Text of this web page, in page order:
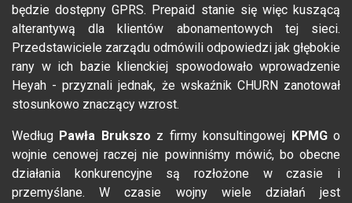
będzie dostępny GPRS. Prepaid stanie się więc kuszącą
alterantywą dla klientów abonamentowych tej sieci.
Przedstawiciele zarządu odmówili odpowiedzi jak głębokie
rany w ich bazie klienckiej spowodowało wprowadzenie
Heyah - przyznali jednak, że wskaźnik CHURN zanotował
stosunkowo znaczący wzrost.
Według Pawła Brukszo z firmy konsultingowej KPMGo
wojnie cenowej raczej nie powinniśmy mówić, bo obecne
działania konkurencyjne są rozłożone w czasie i
przemyślane. W czasie wojny wiele działań jest